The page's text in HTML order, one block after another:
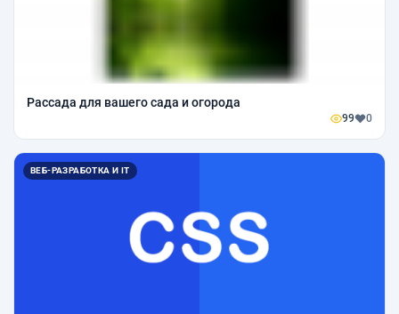
Рассада для вашего сада и огорода
99 0
ВЕБ-РАЗРАБОТКА И IT